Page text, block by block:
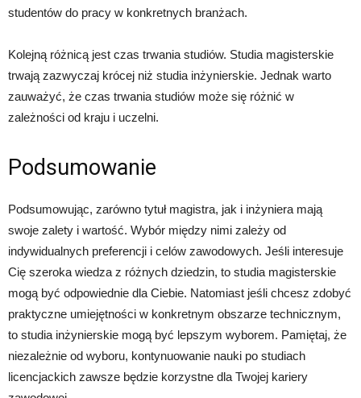
studentów do pracy w konkretnych branżach.
Kolejną różnicą jest czas trwania studiów. Studia magisterskie
trwają zazwyczaj krócej niż studia inżynierskie. Jednak warto
zauważyć, że czas trwania studiów może się różnić w
zależności od kraju i uczelni.
Podsumowanie
Podsumowując, zarówno tytuł magistra, jak i inżyniera mają
swoje zalety i wartość. Wybór między nimi zależy od
indywidualnych preferencji i celów zawodowych. Jeśli interesuje
Cię szeroka wiedza z różnych dziedzin, to studia magisterskie
mogą być odpowiednie dla Ciebie. Natomiast jeśli chcesz zdobyć
praktyczne umiejętności w konkretnym obszarze technicznym,
to studia inżynierskie mogą być lepszym wyborem. Pamiętaj, że
niezależnie od wyboru, kontynuowanie nauki po studiach
licencjackich zawsze będzie korzystne dla Twojej kariery